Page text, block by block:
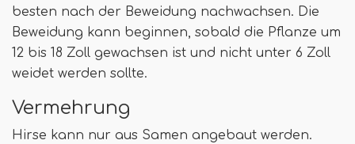
besten nach der Beweidung nachwachsen. Die
Beweidung kann beginnen, sobald die Pflanze um
12 bis 18 Zoll gewachsen ist und nicht unter 6 Zoll
weidet werden sollte.
Vermehrung
Hirse kann nur aus Samen angebaut werden.